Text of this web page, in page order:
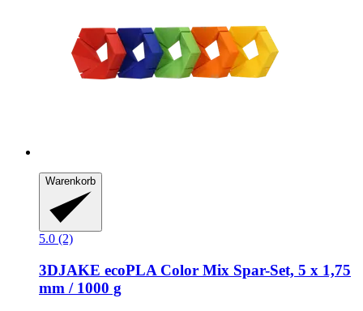
Warenkorb
5.0 (2)
3DJAKE ecoPLA Color Mix Spar-​Set, 5 x 1,75
mm / 1000 g